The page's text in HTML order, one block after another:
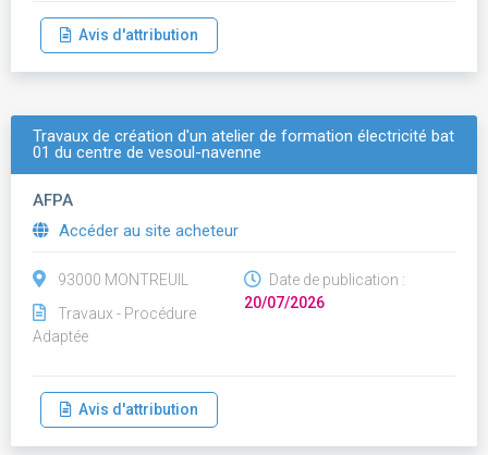
Avis d'attribution
Travaux de création d'un atelier de formation électricité bat
01 du centre de vesoul-navenne
AFPA
Accéder au site acheteur
93000 MONTREUIL
Travaux - Procédure
Adaptée
Date de publication :
20/07/2026
Avis d'attribution